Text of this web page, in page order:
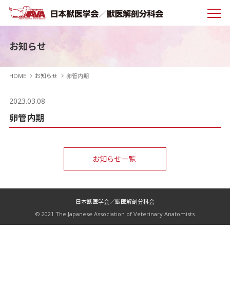
お知らせ
HOME お知らせ 卵管内期
2023.03.08
卵管内期
お知らせ一覧
日本獣医学会／獣医解剖分科会
© 2021 The Japanese Association of Veterinary Anatomists